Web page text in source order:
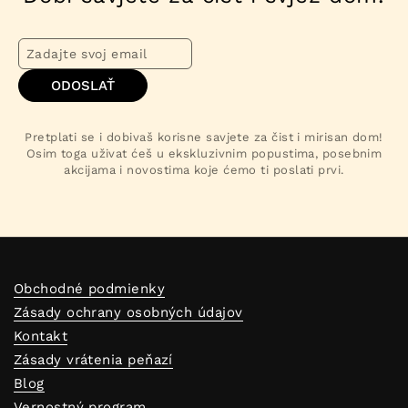
ODOSLAŤ
Pretplati se i dobivaš korisne savjete za čist i mirisan dom!
Osim toga uživat ćeš u ekskluzivnim popustima, posebnim
akcijama i novostima koje ćemo ti poslati prvi.
Obchodné podmienky
Zásady ochrany osobných údajov
Kontakt
Zásady vrátenia peňazí
Blog